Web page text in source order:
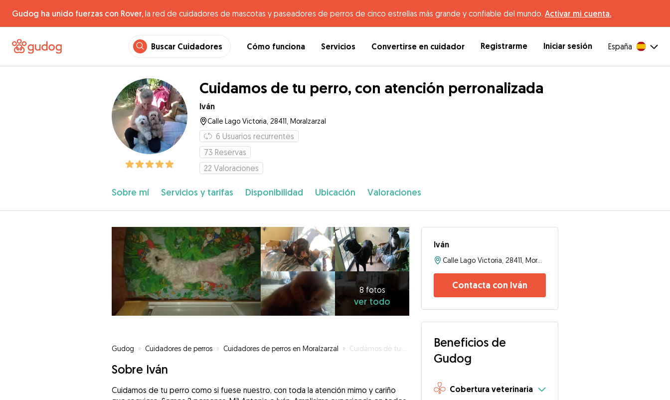
Gudog ha unido fuerzas con Rover, la red de cuidadores de mascotas y paseadores de perros de cinco estrellas más grande y confiable del mundo. Activar mi cuenta.
Buscar Cuidadores Cómo funciona Servicios Convertirse en cuidador Registrarme Iniciar sesión España
Cuidamos de tu perro, con atención perronalizada
Iván
Calle Lago Victoria, 28411, Moralzarzal
6 Usuarios recurrentes
73 Reservas
22 Valoraciones
Sobre mí Servicios y tarifas Disponibilidad Ubicación Valoraciones
8 fotos
ver todo
Gudog » Cuidadores de perros » Cuidadores de perros en Moralzarzal » Cuidamos de tu perro, con atención perronalizada
Sobre Iván
Cuidamos de tu perro como si fuese nuestro, con toda la atención mimo y cariño
Iván
Calle Lago Victoria, 28411, Moralzarzal
Contacta con Iván
Beneficios de
Gudog
Cobertura veterinaria